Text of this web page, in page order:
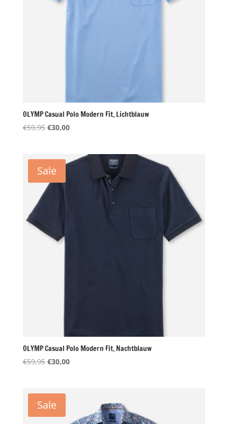
OLYMP Casual Polo Modern Fit, Lichtblauw
€59,95 Oorspronkelijke
€59,95.
€30,00Huidige
€30,00.
Sale
OLYMP Casual Polo Modern Fit, Nachtblauw
€59,95 Oorspronkelijke
€59,95.
€30,00Huidige
Sale